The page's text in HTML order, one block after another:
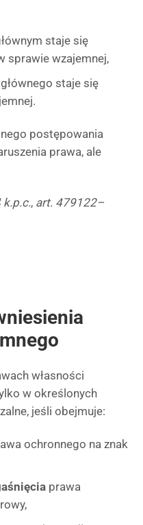
staje się
sprawie wzajemnej,
staje się
postępowania
prawa, ale
k.p.c., art. 479122–
własności
w określonych
jeśli obejmuje:
ochronnego na znak
prawa